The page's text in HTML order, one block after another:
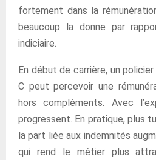
fortement dans la
beaucoup la donne par
indiciaire.
En début de carrière, un
C peut percevoir une
hors compléments. Avec
progressent. En pratique, plus
la part liée aux indemnités
qui rend le métier plus